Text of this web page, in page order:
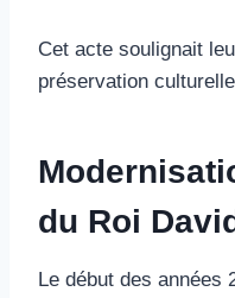
Cet acte soulignait
préservation
du Roi
Le début des années